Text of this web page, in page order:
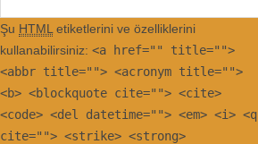
Şu HTML etiketlerini ve özelliklerini
kullanabilirsiniz: <a href="" title="">
<abbr title=""> <acronym title="">
<b> <blockquote cite=""> <cite>
<code> <del datetime=""> <em> <i> <q
cite=""> <strike> <strong>